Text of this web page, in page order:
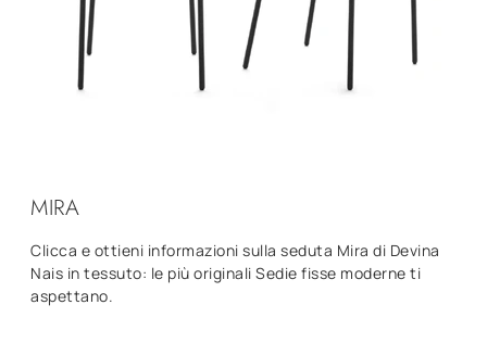
MIRA
Clicca e ottieni informazioni sulla seduta Mira di Devina
Nais in tessuto: le più originali Sedie fisse moderne ti
aspettano.